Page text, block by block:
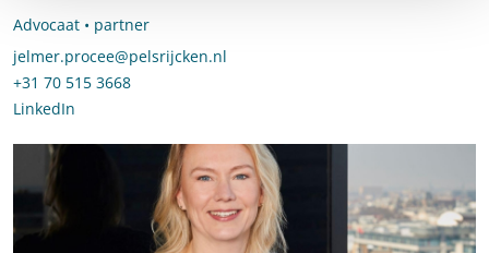
Advocaat • partner
Stuur een e-mail naar Jelmer Procee
jelmer.procee@pelsrijcken.nl
Bel naar Jelmer Procee
+31 70 515 3668
LinkedIn